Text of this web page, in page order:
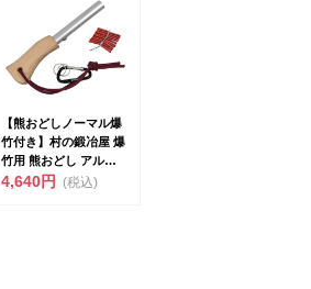
【熊おどしノーマル爆
竹付き】村の鍛冶屋 爆
竹用 熊おどし アルミ
木柄 カラビナ 爆...
4,640円 (税込)